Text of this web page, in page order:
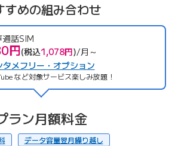
すめの組み合わせ
通話SIM
円(税込1,078円)/月～
タメフリー・オプション
など対象サービス楽しみ放題！
ラン月額料金
データ容量翌月繰り越し